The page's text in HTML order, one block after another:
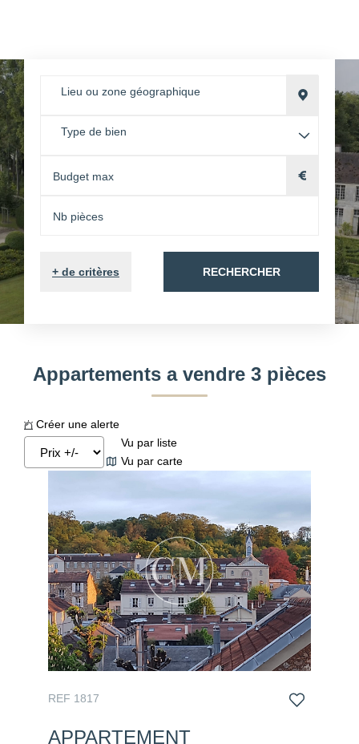
Lieu ou zone géographique
Type de bien
+ de critères RECHERCHER
Appartements a vendre 3 pièces
Créer une alerte
Vu par liste
Vu par carte
REF 1817
APPARTEMENT